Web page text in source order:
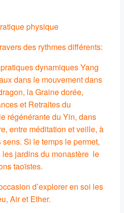
physique
des rythmes différents:
dynamiques Yang
dans le mouvement dans
la Graine dorée,
et Retraites du
régénérante du Yin, dans
entre méditation et veille, à
sens. Si le temps le permet,
jardins du monastère le
taoïstes.
d’explorer en soi les
Air et Ether.